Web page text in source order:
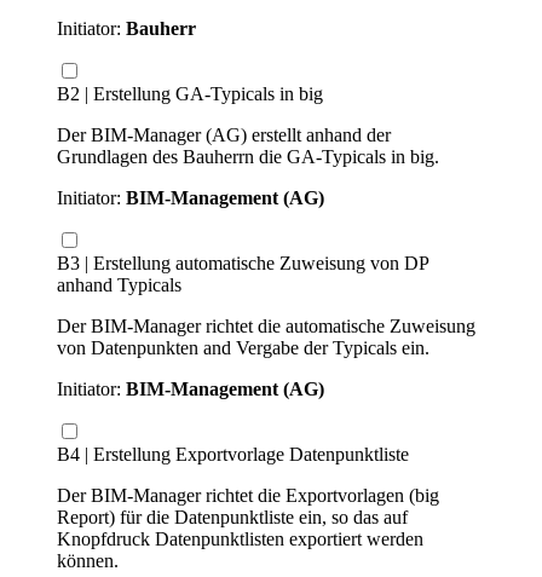
Initiator: Bauherr
B2 | Erstellung GA-Typicals in big
Der BIM-Manager (AG) erstellt anhand der
Grundlagen des Bauherrn die GA-Typicals in big.
Initiator: BIM-Management (AG)
B3 | Erstellung automatische Zuweisung von DP
anhand Typicals
Der BIM-Manager richtet die automatische Zuweisung
von Datenpunkten and Vergabe der Typicals ein.
Initiator: BIM-Management (AG)
B4 | Erstellung Exportvorlage Datenpunktliste
Der BIM-Manager richtet die Exportvorlagen (big
Report) für die Datenpunktliste ein, so das auf
Knopfdruck Datenpunktlisten exportiert werden
können.